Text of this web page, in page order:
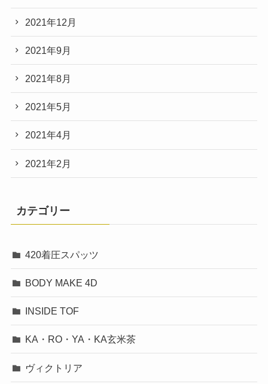
2021年12月
2021年9月
2021年8月
2021年5月
2021年4月
2021年2月
カテゴリー
420着圧スパッツ
BODY MAKE 4D
INSIDE TOF
KA・RO・YA・KA玄米茶
ヴィクトリア